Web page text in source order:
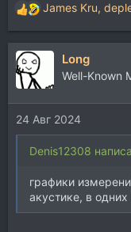
Р
е
а
к
ц
и
и
:
James Kru,
Long
Well-Known
24 Авг 2024
Denis12308
графики
акустике, в